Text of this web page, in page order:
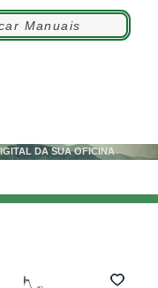
DA SUA OFICINA
Manuais